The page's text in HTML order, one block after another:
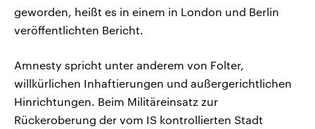
geworden, heißt es in einem in London und Berlin
veröffentlichten Bericht.
Amnesty spricht unter anderem von Folter,
willkürlichen Inhaftierungen und außergerichtlichen
Hinrichtungen. Beim Militäreinsatz zur
Rückeroberung der vom IS kontrollierten Stadt